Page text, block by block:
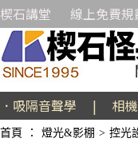
楔石講堂 線上免費規
．吸隔音聲學 | 相
首頁 ： 燈光&影棚 > 控光